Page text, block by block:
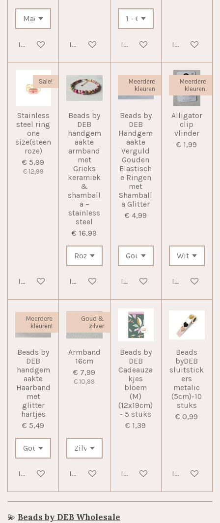
In winkelwagenIn winkelwagenIn winkelwagenIn
Sale!
Stainless
steel ring
one
size(steen
roze)
€ 5,99
€ 12,99
In winkelwagen
Beads by
DEB
handgem
aakte
armband
met
Grieks
keramiek
&
shamball
a –
stainless
steel
€ 16,99
In winkelwagen
Meerdere
kleuren
Beads by
DEB
Handgem
aakte
Verguld
Gouden
Elastisch
e Ringen
met
Shamball
a Glitter
€ 4,99
In winkelwagen
Meerdere
kleuren.
Alligator
clip
vlinder
€ 1,99
In
Meerdere
kleuren!
Beads by
DEB
handgem
aakte
Haarband
met
glitter
hartjes
€ 5,49
In winkelwagen
Goud &
zilver
Armband
16cm
€ 7,99
€ 10,99
In winkelwagen
Beads by
DEB
Cadeauza
kjes
bloem
(M)
(12x19cm)
- 5 stuks
€ 1,39
In winkelwagen
Beads
byDEB
sluitstick
ers
metalic
(5cm)-10
stuks
€ 0,99
In
💫 Beads by DEB Wholesale